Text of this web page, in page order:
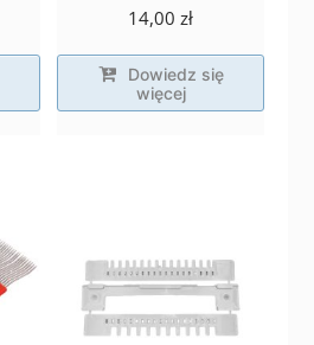
14,00zł
Dowiedz się
więcej